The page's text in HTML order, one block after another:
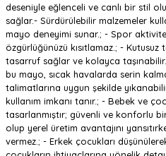
deseniyle eğlenceli ve canlı bir stil
sağlar.- Sürdürülebilir malzemeler
mayo deneyimi sunar.; - Spor
özgürlüğünüzü kısıtlamaz.; -
tasarruf sağlar ve kolayca
bu mayo, sıcak havalarda serin
talimatlarına uygun şekilde
kullanım imkanı tanır.; - Bebek ve
tasarlanmıştır; güvenli ve konforlu
olup yerel üretim avantajını
vermez.; - Erkek çocukları